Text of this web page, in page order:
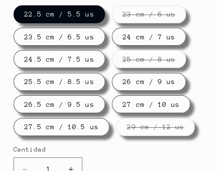
22.5 cm / 5.5 us 23 cm / 6 usVariante
agotada
o
no
23.5 cm / 6.5 us 24 cm / 7 us
24.5 cm / 7.5 us 25 cm / 8 usVariante
agotada
o
no
25.5 cm / 8.5 us 26 cm / 9 us
26.5 cm / 9.5 us 27 cm / 10 us
27.5 cm / 10.5 us 29 cm / 12 us
agotada
o
Cantidad